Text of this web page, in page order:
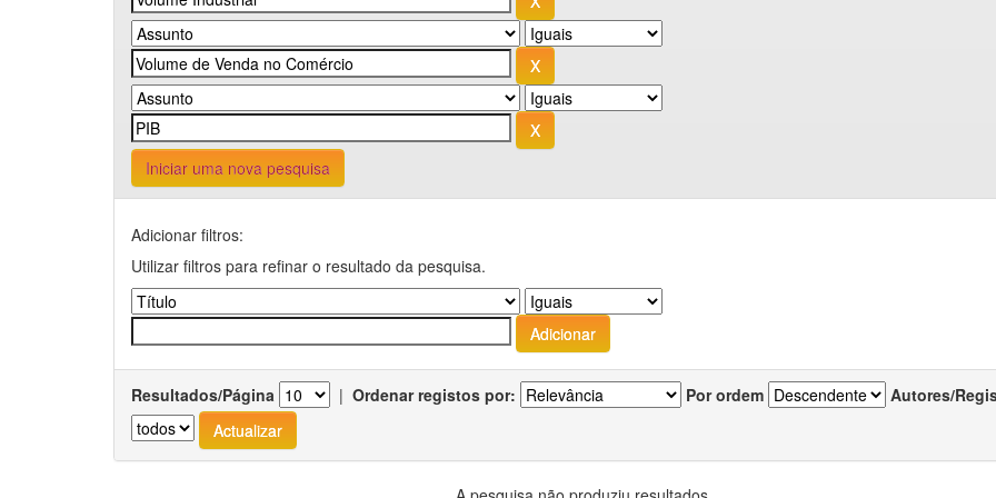
Iniciar uma nova pesquisa
Adicionar filtros:
Utilizar filtros para refinar o resultado da pesquisa.
Resultados/Página | Ordenar registos por: Por ordem Autores/